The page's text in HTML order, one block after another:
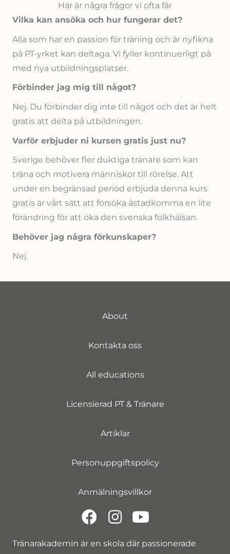
Här är några frågor vi ofta får
Vilka kan ansöka och hur fungerar det?
Alla som har en passion för träning och är nyfikna
på PT-yrket kan deltaga. Vi fyller kontinuerligt på
med nya utbildningsplatser.
Förbinder jag mig till något?
Nej. Du förbinder dig inte till något och det är helt
gratis att delta på utbildningen.
Varför erbjuder ni kursen gratis just nu?
Sverige behöver fler duktiga tränare som kan
träna och motivera människor till rörelse. Att
under en begränsad period erbjuda denna kurs
gratis är vårt sätt att försöka åstadkomma en lite
förändring för att öka den svenska folkhälsan.
Behöver jag några förkunskaper?
Nej.
Tränarakademin är en skola där passionerade
About
Kontakta oss
All educations
Licensierad PT & Tränare
Artiklar
Personuppgiftspolicy
Anmälningsvillkor